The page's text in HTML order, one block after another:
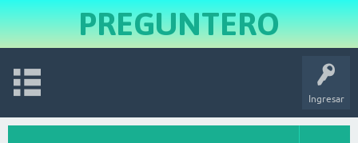
PREGUNTERO
Ingresar